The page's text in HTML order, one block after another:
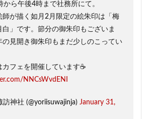
から午後4時まで社務所にて。
師が描く如月2月限定の絵朱印は「梅
白」です。節分の御朱印もございま
の見開き御朱印もまだ少しのこってい
カフェを開催しています☕️
NNCsWvdENI
神社 (@yoriisuwajinja) January 31,